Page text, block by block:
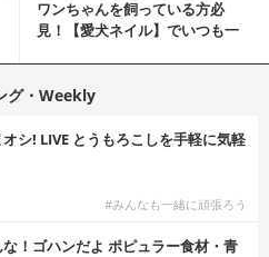
ワンちゃんを飼っている方必
見！【愛犬ネイル】でいつも一
グ・Weekly
オシ! LIVE とうもろこしを手軽に気軽
#みんなも一緒に頑張ろう
な！ゴハンだよ ポピュラー食材・青